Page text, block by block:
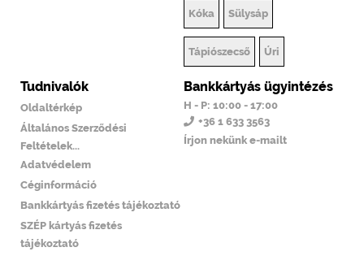
Kóka Sülysáp
Tápiószecső Úri
Tudnivalók
Oldaltérkép
Általános Szerződési
Feltételek...
Adatvédelem
Céginformáció
Bankkártyás fizetés tájékoztató
SZÉP kártyás fizetés
tájékoztató
Bankkártyás ügyintézés
H - P: 10:00 - 17:00
+36 1 633 3563
Írjon nekünk e-mailt